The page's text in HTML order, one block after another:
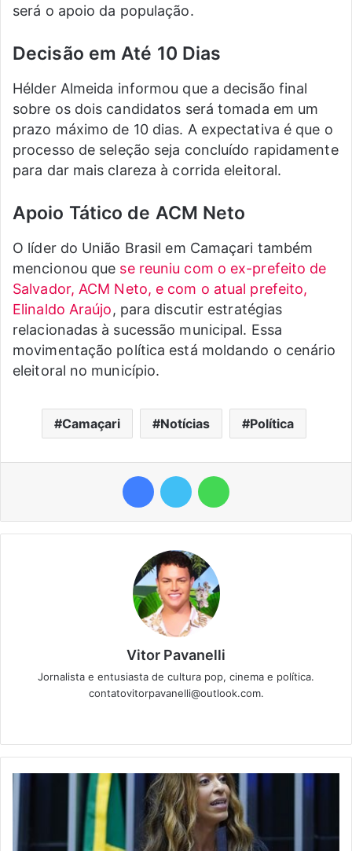
será o apoio da população.
Decisão em Até 10 Dias
Hélder Almeida informou que a decisão final
sobre os dois candidatos será tomada em um
prazo máximo de 10 dias. A expectativa é que o
processo de seleção seja concluído rapidamente
para dar mais clareza à corrida eleitoral.
Apoio Tático de ACM Neto
O líder do União Brasil em Camaçari também
mencionou que se reuniu com o ex-prefeito de
Salvador, ACM Neto, e com o atual prefeito,
Elinaldo Araújo, para discutir estratégias
relacionadas à sucessão municipal. Essa
movimentação política está moldando o cenário
eleitoral no município.
Camaçari Notícias Política
FacebookTwitter
Vitor Pavanelli
Jornalista e entusiasta de cultura pop, cinema e política.
contatovitorpavanelli@outlook.com.